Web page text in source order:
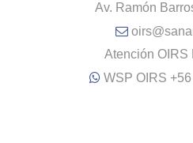
Av. Ramón
Atención OIRS
WSP OIRS